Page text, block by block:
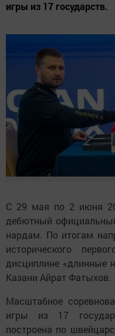
игры из 17 государств.
С 29 мая по 2 июня
дебютный
нардам. По итогам
исторического
дисциплине «длинные
Казани Айрат Фатыхов.
Масштабное
игры из 17
построена по